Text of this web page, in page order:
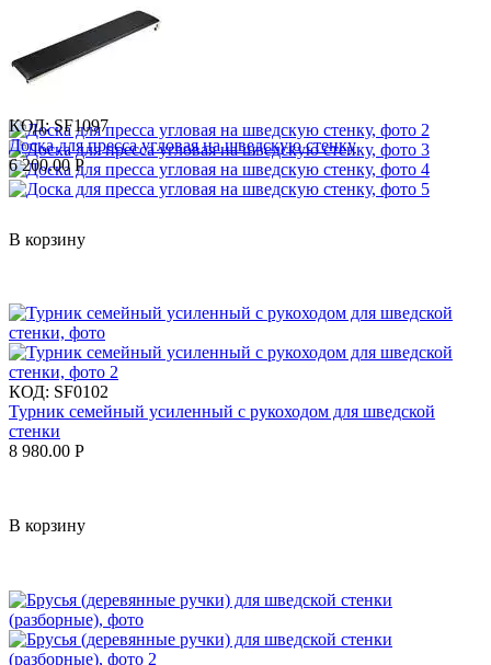
КОД: SF1097
Доска для пресса угловая на шведскую стенку
6 200.00 Р
В корзину
КОД: SF0102
Турник семейный усиленный с рукоходом для шведской
стенки
8 980.00 Р
В корзину